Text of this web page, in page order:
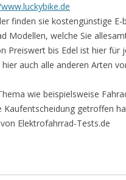
finden sie kostengünstige E-
Modellen, welche Sie
Preiswert bis Edel ist hier für
auch alle anderen Arten
wie beispielsweise
Kaufentscheidung getroffen
von Elektrofahrrad-Tests.de